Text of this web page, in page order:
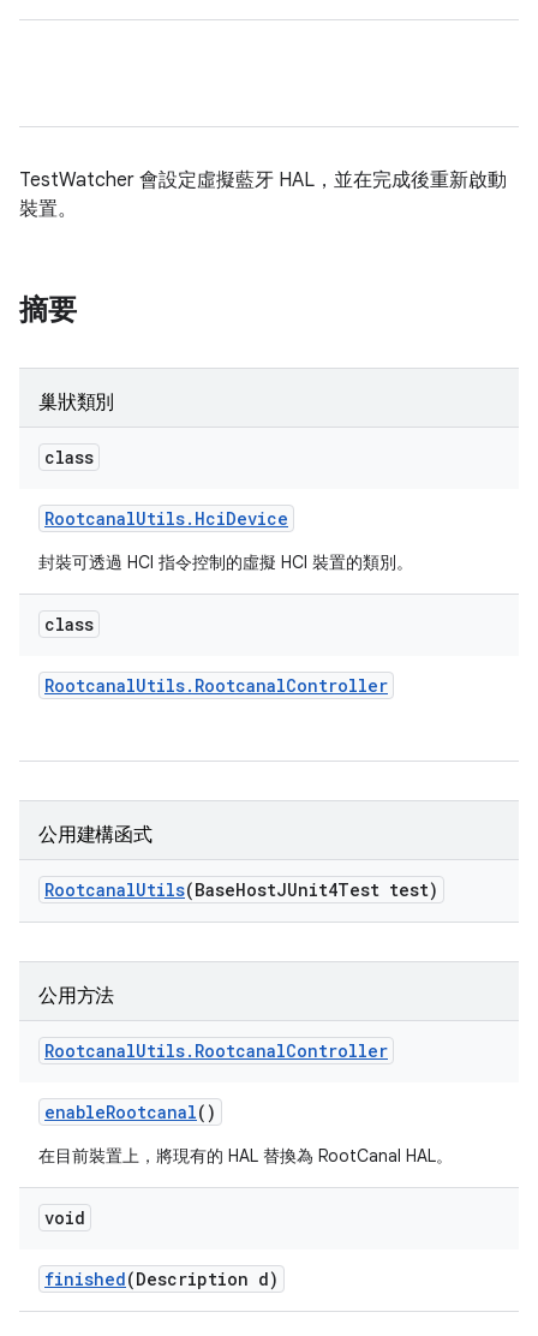
TestWatcher 會設定虛擬藍牙 HAL，並在完成後重新啟動
裝置。
摘要
巢狀類別
class
RootcanalUtils. HciDevice
封裝可透過 HCI 指令控制的虛擬 HCI 裝置的類別。
class
RootcanalUtils. RootcanalController
公用建構函式
RootcanalUtils(BaseHostJUnit4Test test)
公用方法
RootcanalUtils. RootcanalController
enableRootcanal()
在目前裝置上，將現有的 HAL 替換為 RootCanal HAL。
void
finished(Description d)